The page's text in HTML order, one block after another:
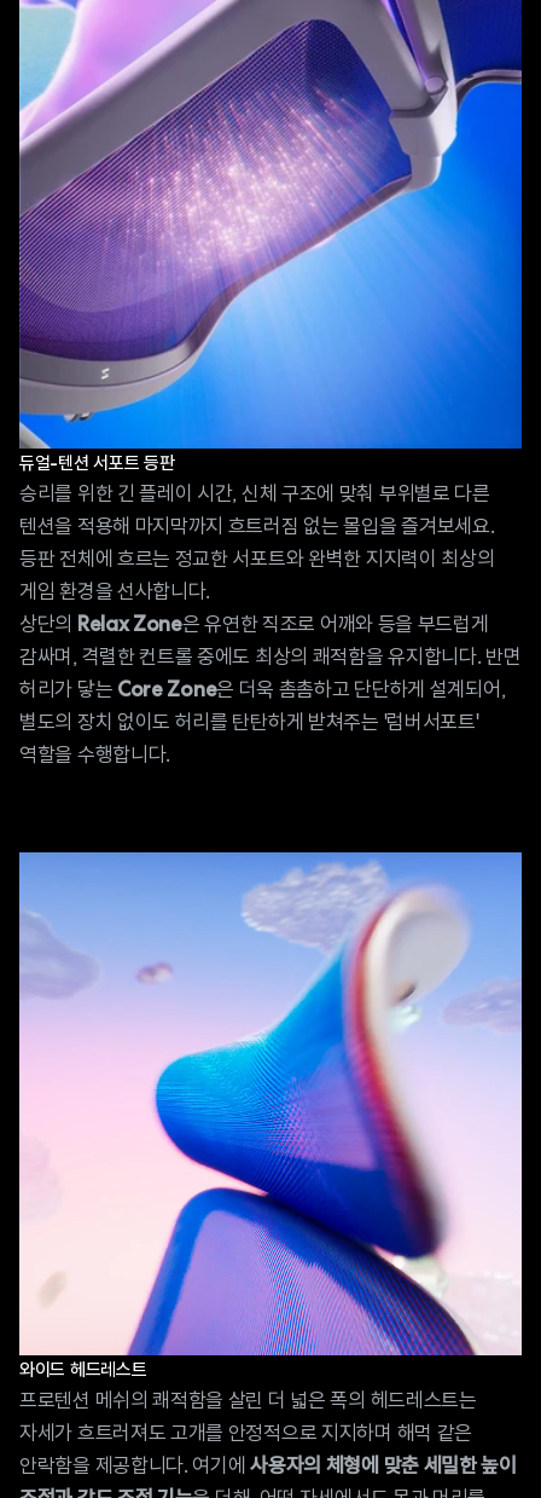
듀얼-텐션 서포트 등판
승리를 위한 긴 플레이 시간, 신체 구조에 맞춰 부위별로 다른
텐션을 적용해 마지막까지 흐트러짐 없는 몰입을 즐겨보세요.
등판 전체에 흐르는 정교한 서포트와 완벽한 지지력이 최상의
게임 환경을 선사합니다.
상단의 Relax Zone은 유연한 직조로 어깨와 등을 부드럽게
감싸며, 격렬한 컨트롤 중에도 최상의 쾌적함을 유지합니다. 반면
허리가 닿는 Core Zone은 더욱 촘촘하고 단단하게 설계되어,
별도의 장치 없이도 허리를 탄탄하게 받쳐주는 '럼버서포트'
역할을 수행합니다.
와이드 헤드레스트
프로텐션 메쉬의 쾌적함을 살린 더 넓은 폭의 헤드레스트는
자세가 흐트러져도 고개를 안정적으로 지지하며 해먹 같은
안락함을 제공합니다. 여기에사용자의 체형에 맞춘 세밀한 높이